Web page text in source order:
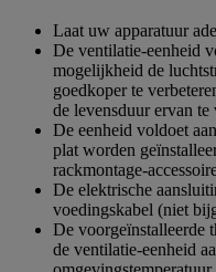
Laat uw apparatuur
De ventilatie-eenheid
mogelijkheid de
goedkoper te
de levensduur ervan te
De eenheid voldoet
plat worden
rackmontage-
De elektrische
voedingskabel (niet
De voorgeïnstalleerde
de ventilatie-eenheid